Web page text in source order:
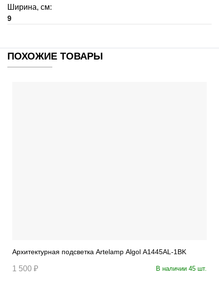
Ширина, см:
9
ПОХОЖИЕ ТОВАРЫ
Архитектурная подсветка Artelamp Algol A1445AL-1BK
1 500 ₽ В наличии 45 шт.